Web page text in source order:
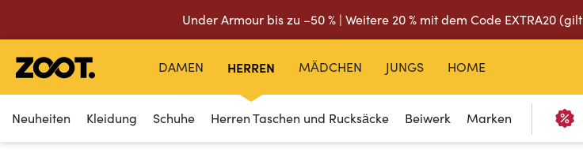
Under Armour bis zu –50 % | Weitere 20 % mit dem Code EXTRA20
DAMEN HERREN
Neuheiten Kleidung Schuhe Herren Taschen und Rucksäcke Beiwerk Marken
MÄDCHEN JUNGS HOME